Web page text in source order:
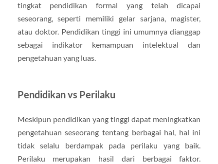
tingkat pendidikan formal yang telah dicapai
seseorang, seperti memiliki gelar sarjana, magister,
atau doktor. Pendidikan tinggi ini umumnya dianggap
sebagai indikator kemampuan intelektual dan
pengetahuan yang luas.
Pendidikan vs Perilaku
Meskipun pendidikan yang tinggi dapat meningkatkan
pengetahuan seseorang tentang berbagai hal, hal ini
tidak selalu berdampak pada perilaku yang baik.
Perilaku merupakan hasil dari berbagai faktor.